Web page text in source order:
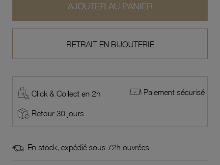
AJOUTER AU PANIER
RETRAIT EN BIJOUTERIE
Click & Collect en 2h Paiement sécurisé
Retour 30 jours
En stock, expédié sous 72h ouvrées